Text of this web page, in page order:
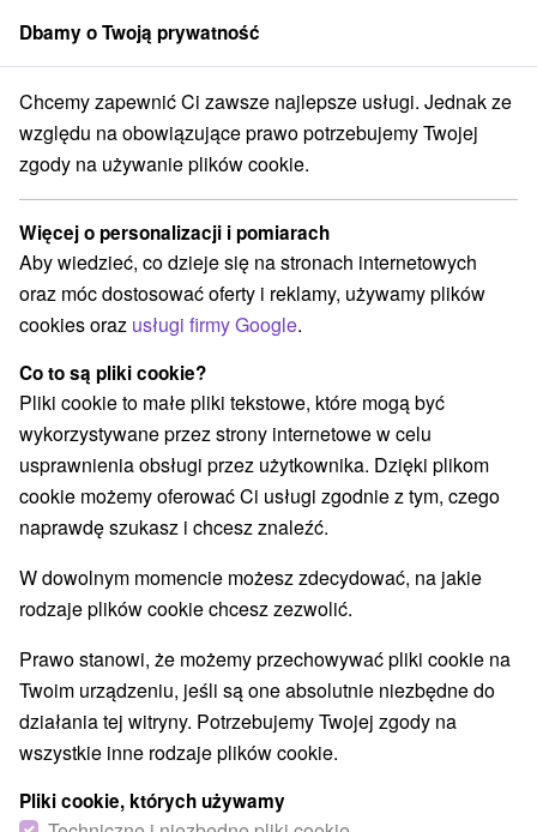
członek grupySorger
Leśna ucieczka dla ciała i umysłu: Relaks w ekskluzywnym
Leśna ucieczka dla ciała i umysłu:
Relaks w ekskluzywnym centrum
wellness
Hotel Zochova chata ★ ★ ★ Modra
Wybierz datę
Przejdź do lokalizacji
doskonały·58 recenzji
Dbamy o Twoją prywatność
Chcemy zapewnić Ci zawsze najlepsze usługi. Jednak ze
względu na obowiązujące prawo potrzebujemy Twojej
zgody na używanie plików cookie.
Więcej o personalizacji i pomiarach
Aby wiedzieć, co dzieje się na stronach internetowych
oraz móc dostosować oferty i reklamy, używamy plików
cookies oraz usługi firmy Google.
Co to są pliki cookie?
Pliki cookie to małe pliki tekstowe, które mogą być
wykorzystywane przez strony internetowe w celu
usprawnienia obsługi przez użytkownika. Dzięki plikom
cookie możemy oferować Ci usługi zgodnie z tym, czego
naprawdę szukasz i chcesz znaleźć.
W dowolnym momencie możesz zdecydować, na jakie
rodzaje plików cookie chcesz zezwolić.
Prawo stanowi, że możemy przechowywać pliki cookie na
Twoim urządzeniu, jeśli są one absolutnie niezbędne do
działania tej witryny. Potrzebujemy Twojej zgody na
wszystkie inne rodzaje plików cookie.
Pliki cookie, których używamy